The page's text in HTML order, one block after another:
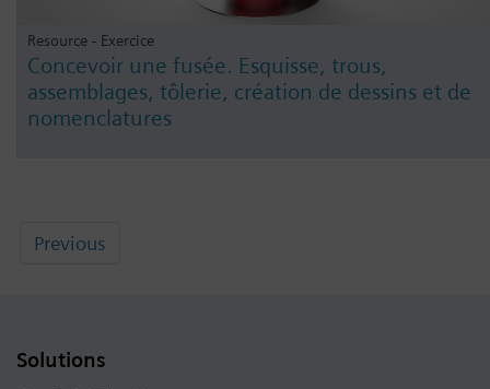
Resource - Exercice
Concevoir une fusée. Esquisse, trous,
assemblages, tôlerie, création de dessins et de
nomenclatures
Previous
Solutions